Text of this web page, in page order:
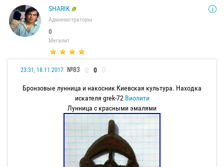
SHARIK
Администраторы
0
Мегалит
23:31, 18.11.2017 №83 0
Бронзовые лунница и накосник Киевская культура. Находка
искателя grek-72 Виолити
Лунница с красными эмалями